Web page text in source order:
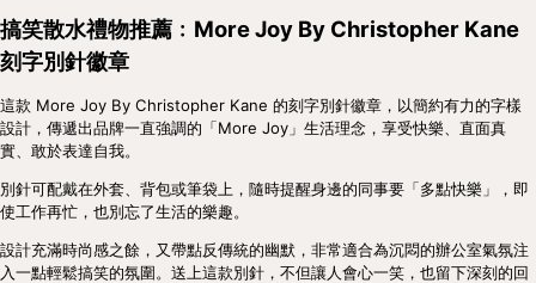
搞笑散水禮物推薦﹕More Joy By Christopher Kane
刻字別針徽章
這款 More Joy By Christopher Kane 的刻字別針徽章，以簡約有力的字樣
設計，傳遞出品牌一直強調的「More Joy」生活理念，享受快樂、直面真
實、敢於表達自我。
別針可配戴在外套、背包或筆袋上，隨時提醒身邊的同事要「多點快樂」，即
使工作再忙，也別忘了生活的樂趣。
設計充滿時尚感之餘，又帶點反傳統的幽默，非常適合為沉悶的辦公室氣氛注
入一點輕鬆搞笑的氛圍。送上這款別針，不但讓人會心一笑，也留下深刻的回